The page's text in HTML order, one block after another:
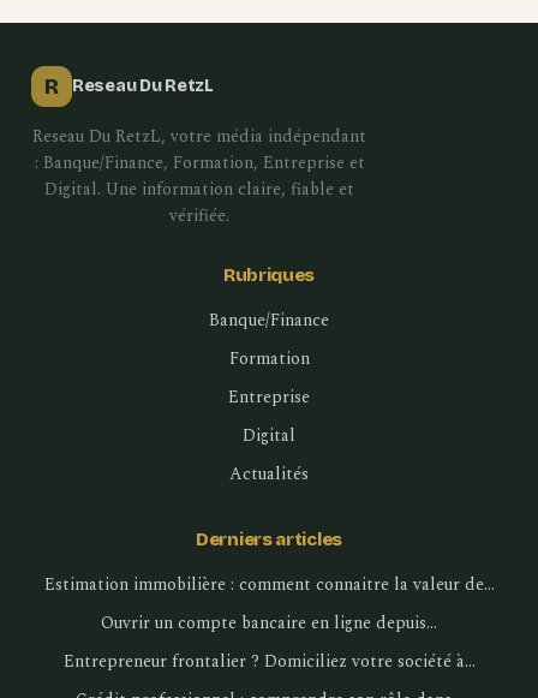
R Reseau Du RetzL
Reseau Du RetzL, votre média indépendant
: Banque/Finance, Formation, Entreprise et
Digital. Une information claire, fiable et
vérifiée.
Rubriques
Banque/Finance
Formation
Entreprise
Digital
Actualités
Derniers articles
Estimation immobilière : comment connaitre la valeur de…
Ouvrir un compte bancaire en ligne depuis…
Entrepreneur frontalier ? Domiciliez votre société à…